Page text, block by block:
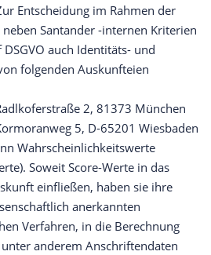
Entscheidung im Rahmen der
Santander -internen Kriterien
auch Identitäts- und
folgenden Auskunfteien
2, 81373 München
5, D-65201 Wiesbaden
Wahrscheinlichkeitswerte
Soweit Score-Werte in das
einfließen, haben sie ihre
anerkannten
Verfahren, in die Berechnung
anderem Anschriftendaten